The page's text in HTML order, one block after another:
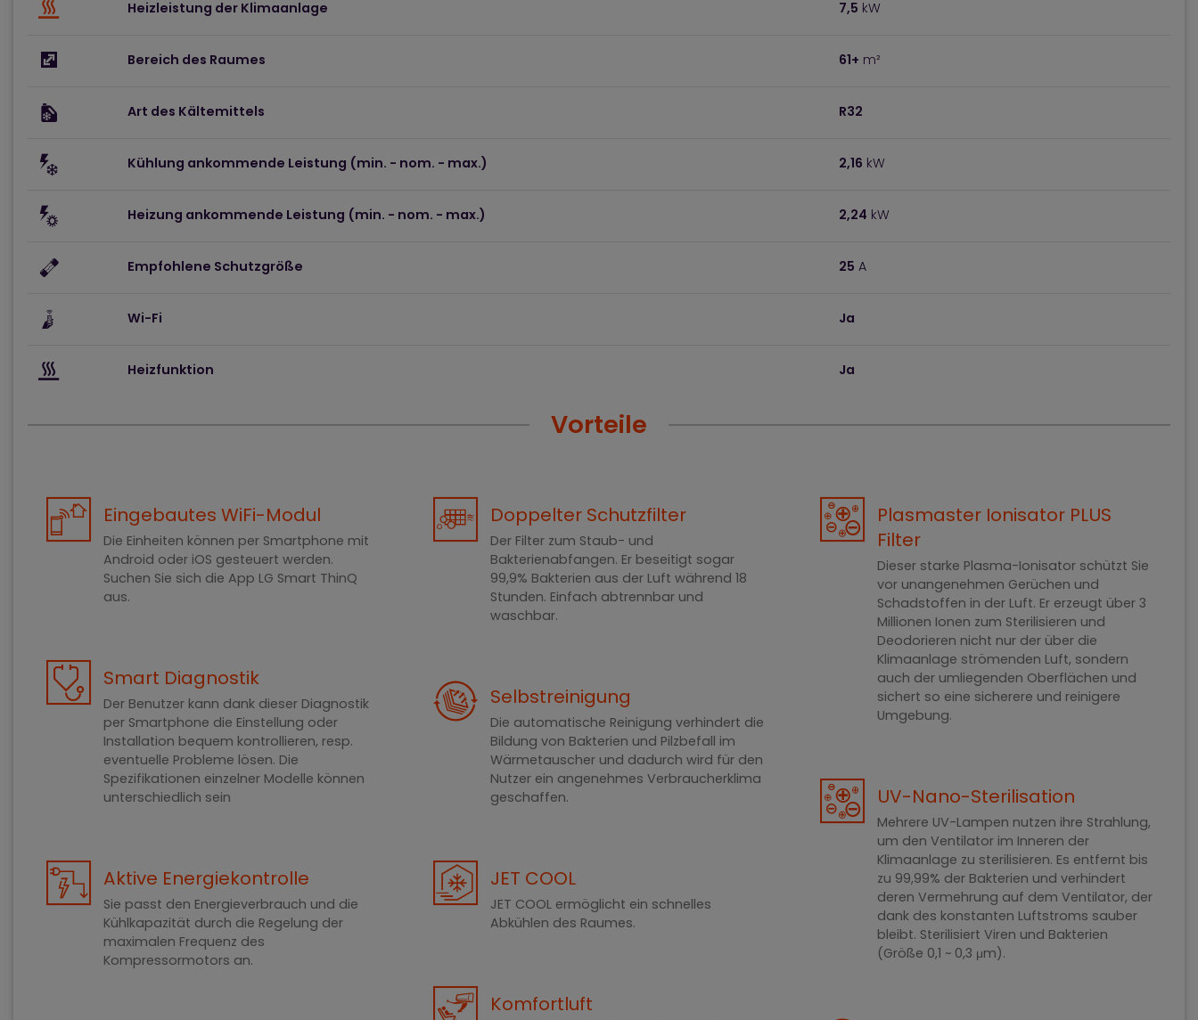
Heizleistung der Klimaanlage 7,5 kW
Bereich des Raumes 61+ m²
Art des Kältemittels R32
Kühlung ankommende Leistung (min. - nom. - max.) 2,16 kW
Heizung ankommende Leistung (min. - nom. - max.) 2,24 kW
Empfohlene Schutzgröße 25 A
Wi-Fi Ja
Heizfunktion Ja
Vorteile
Eingebautes WiFi-Modul
Die Einheiten können per Smartphone mit
Android oder iOS gesteuert werden.
Suchen Sie sich die App LG Smart ThinQ
aus.
Smart Diagnostik
Der Benutzer kann dank dieser Diagnostik
per Smartphone die Einstellung oder
Installation bequem kontrollieren, resp.
eventuelle Probleme lösen. Die
Spezifikationen einzelner Modelle können
unterschiedlich sein
Aktive Energiekontrolle
Sie passt den Energieverbrauch und die
Kühlkapazität durch die Regelung der
maximalen Frequenz des
Kompressormotors an.
Doppelter Schutzfilter
Der Filter zum Staub- und
Bakterienabfangen. Er beseitigt sogar
99,9% Bakterien aus der Luft während 18
Stunden. Einfach abtrennbar und
waschbar.
Selbstreinigung
Die automatische Reinigung verhindert die
Bildung von Bakterien und Pilzbefall im
Wärmetauscher und dadurch wird für den
Nutzer ein angenehmes Verbraucherklima
geschaffen.
JET COOL
JET COOL ermöglicht ein schnelles
Abkühlen des Raumes.
Komfortluft
Plasmaster Ionisator PLUS
Filter
Dieser starke Plasma-Ionisator schützt Sie
vor unangenehmen Gerüchen und
Schadstoffen in der Luft. Er erzeugt über 3
Millionen Ionen zum Sterilisieren und
Deodorieren nicht nur der über die
Klimaanlage strömenden Luft, sondern
auch der umliegenden Oberflächen und
sichert so eine sicherere und reinigere
Umgebung.
UV-Nano-Sterilisation
Mehrere UV-Lampen nutzen ihre Strahlung,
um den Ventilator im Inneren der
Klimaanlage zu sterilisieren. Es entfernt bis
zu 99,99% der Bakterien und verhindert
deren Vermehrung auf dem Ventilator, der
dank des konstanten Luftstroms sauber
bleibt. Sterilisiert Viren und Bakterien
(Größe 0,1 ~ 0,3 μm).